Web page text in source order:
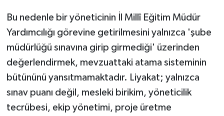
Bu nedenle bir yöneticinin İl Millî Eğitim Müdür
Yardımcılığı görevine getirilmesini yalnızca 'şube
müdürlüğü sınavına girip girmediği' üzerinden
değerlendirmek, mevzuattaki atama sisteminin
bütününü yansıtmamaktadır. Liyakat; yalnızca
sınav puanı değil, mesleki birikim, yöneticilik
tecrübesi, ekip yönetimi, proje üretme